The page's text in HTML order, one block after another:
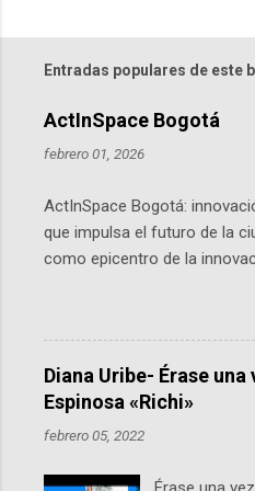
Entradas populares de este
ActInSpace Bogotá
febrero 01, 2026
ActInSpace Bogotá:
que impulsa el futuro de la
como epicentro de la
hackathon global que
Agencia Espacial Europea
la vida cotidiana. Este
Planetario de Bogotá del
Andes, reúne a expertos
Colombia y líderes del sector
Diana Uribe- Érase una
Espinosa «Richi»
febrero 05, 2022